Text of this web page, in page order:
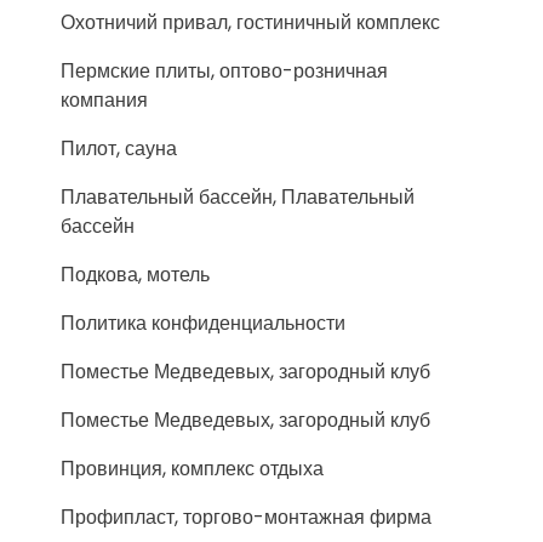
Охотничий привал, гостиничный комплекс
Пермские плиты, оптово-розничная
компания
Пилот, сауна
Плавательный бассейн, Плавательный
бассейн
Подкова, мотель
Политика конфиденциальности
Поместье Медведевых, загородный клуб
Поместье Медведевых, загородный клуб
Провинция, комплекс отдыха
Профипласт, торгово-монтажная фирма